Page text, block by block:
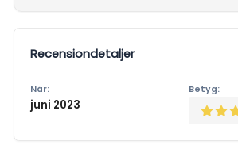
Recensiondetaljer
När:
juni 2023
Betyg: